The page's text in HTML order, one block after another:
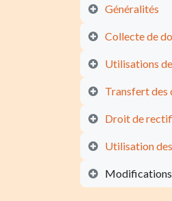
Généralités​
Collecte de
Utilisations
Transfert des
Droit de
Utilisation
Modifications